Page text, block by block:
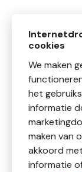
cookies
We maken
het
informatie
maken van
akkoord
informatie